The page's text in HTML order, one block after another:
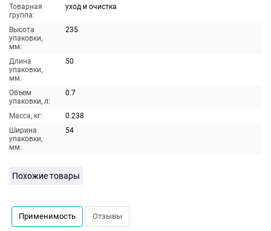
Товарная
группа:
уход и очистка
Высота
упаковки,
мм:
235
Длина
упаковки,
мм:
50
Объем
упаковки, л:
0.7
Масса, кг:
0.238
Ширина
упаковки,
мм:
54
Похожие товары
Применимость Отзывы